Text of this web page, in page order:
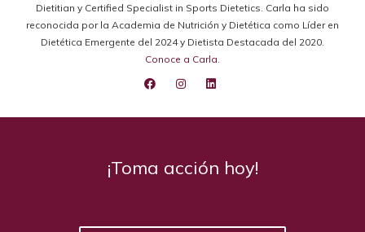
Dietitian y Certified Specialist in Sports Dietetics. Carla ha sido
reconocida por la Academia de Nutrición y Dietética como Líder en
Dietética Emergente del 2024 y Dietista Destacada del 2020.
Conoce a Carla
¡Toma acción hoy!